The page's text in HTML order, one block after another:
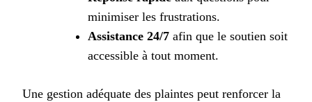
minimiser les frustrations.
Assistance 24/7 afin que le soutien soit
accessible à tout moment.
Une gestion adéquate des plaintes peut renforcer la